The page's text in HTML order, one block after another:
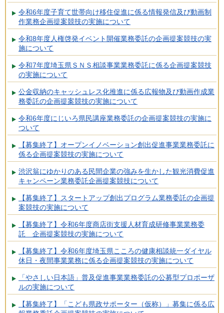
令和6年度子育て世帯向け移住促進に係る情報発信及び動画制
作業務企画提案競技の実施について
令和8年度人権啓発イベント開催業務委託の企画提案競技の実
施について
令和7年度埼玉県ＳＮＳ相談事業業務委託に係る企画提案競技
の実施について
公金収納のキャッシュレス化推進に係る広報物及び動画作成業
務委託の企画提案競技の実施について
令和6年度にじいろ県民講座業務委託の企画提案競技の実施に
ついて
【募集終了】オープンイノベーション創出促進事業業務委託に
係る企画提案競技の実施について
渋沢翁にゆかりのある民間企業の強みを生かした観光消費促進
キャンペーン業務委託企画提案競技について
【募集終了】スタートアップ創出プログラム業務委託の企画提
案競技の実施について
【募集終了】令和6年度商店街支援人材育成研修事業業務委
託 企画提案競技の実施について
【募集終了】令和6年度埼玉県こころの健康相談統一ダイヤル
休日・夜間事業業務に係る企画提案競技の実施について
「やさしい日本語」普及促進事業業務委託の公募型プロポーザ
ルの実施について
【募集終了】「こども県政サポーター（仮称）」募集に係る広